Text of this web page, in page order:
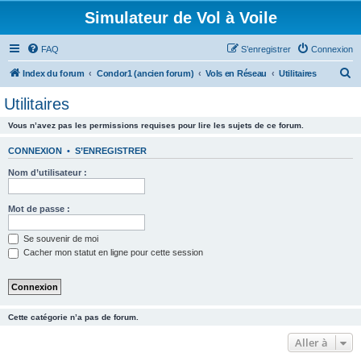
Simulateur de Vol à Voile
FAQ Connexion
S’enregistrer
Index du forum Condor1 (ancien forum) Vols en Réseau Utilitaires
Utilitaires
Vous n’avez pas les permissions requises pour lire les sujets de ce forum.
CONNEXION • S’ENREGISTRER
Nom d’utilisateur :
Mot de passe :
Se souvenir de moi
Cacher mon statut en ligne pour cette session
Cette catégorie n’a pas de forum.
Aller à